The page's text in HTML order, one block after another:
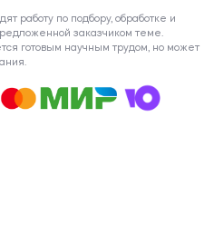
работу по подбору, обработке и
заказчиком теме.
готовым научным трудом, но может